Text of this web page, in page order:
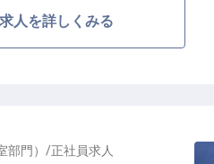
。
人を詳しくみる
部門） /正社員求人